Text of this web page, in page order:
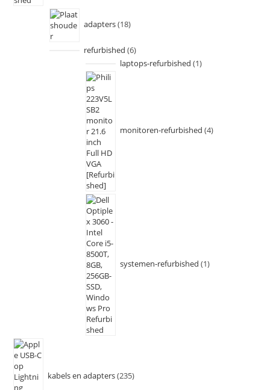
adapters 18
refurbished 6
laptops-refurbished 1
monitoren-refurbished 4
systemen-refurbished 1
kabels en adapters 235